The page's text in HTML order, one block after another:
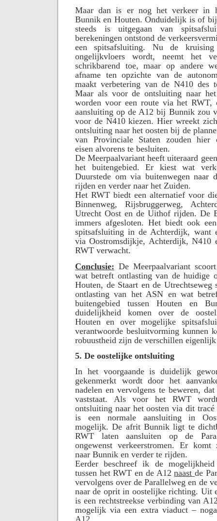
Maar dan is er nog het verkeer in
Bunnik en Houten. Onduidelijk is of bij
steeds is uitgegaan van
berekeningen ontstond de
een spitsafsluiting. Nu de
ongelijkvloers wordt, neemt het
schrikbarend toe, maar op andere
afname ten opzichte van de
maakt verbetering van de N410 des
Maar als voor de ontsluiting naar
worden voor een route via het RWT,
aansluiting op de A12 bij Bunnik zou
voor de N410 kiezen. Hier wreekt
ontsluiting naar het oosten bij de
van Provinciale Staten zouden hier
eisen alvorens te besluiten.
De Meerpaalvariant heeft uiteraard
het buitengebied. Er kiest wat
Duurstede om via buitenwegen naar
rijden en verder naar het Zuiden.
Het RWT biedt een alternatief voor
Binnenweg, Rijsbruggerweg,
Utrecht Oost en de Uithof rijden. De
immers afgesloten. Het biedt ook
spitsafsluiting in de Achterdijk, want
via Oostromsdijkje, Achterdijk, N410
RWT verwacht.
Conclusie: De Meerpaalvariant
wat betreft ontlasting van de huidige
Houten, de Staart en de Utrechtseweg
ontlasting van het ASN en wat
buitengebied tussen Houten en
duidelijkheid komen over de
Houten en over mogelijke
verantwoorde besluitvorming kunnen
robuustheid zijn de verschillen
5. De oostelijke ontsluiting
In het voorgaande is duidelijk
gekenmerkt wordt door het
nadelen en vervolgens te beweren,
vaststaat. Als voor het RWT
ontsluiting naar het oosten via dit
is een normale aansluiting in
mogelijk. De afrit Bunnik ligt te
RWT laten aansluiten op de
ongewenst verkeerstromen. Er
naar Bunnik en verder te rijden.
Eerder beschreef ik de mogelijkheid
tussen het RWT en de A12naastde
vervolgens over de Parallelweg en de
naar de oprit in oostelijke richting. Uit
is een rechtstreekse verbinding van
mogelijk via een extra viaduct –